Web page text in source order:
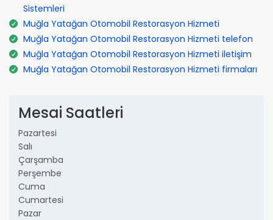
Sistemleri
Muğla Yatağan Otomobil Restorasyon Hizmeti
Muğla Yatağan Otomobil Restorasyon Hizmeti telefon
Muğla Yatağan Otomobil Restorasyon Hizmeti iletişim
Muğla Yatağan Otomobil Restorasyon Hizmeti firmaları
Mesai Saatleri
Pazartesi
Salı
Çarşamba
Perşembe
Cuma
Cumartesi
Pazar